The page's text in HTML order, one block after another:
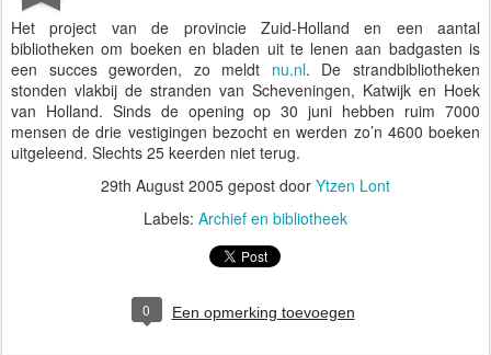
Het project van de provincie Zuid-Holland en een aantal
bibliotheken om boeken en bladen uit te lenen aan badgasten is
een succes geworden, zo meldt nu.nl. De strandbibliotheken
stonden vlakbij de stranden van Scheveningen, Katwijk en Hoek
van Holland. Sinds de opening op 30 juni hebben ruim 7000
mensen de drie vestigingen bezocht en werden zo’n 4600 boeken
uitgeleend. Slechts 25 keerden niet terug.
29th August 2005 gepost door Ytzen Lont
Labels: Archief en bibliotheek
0 Een opmerking toevoegen